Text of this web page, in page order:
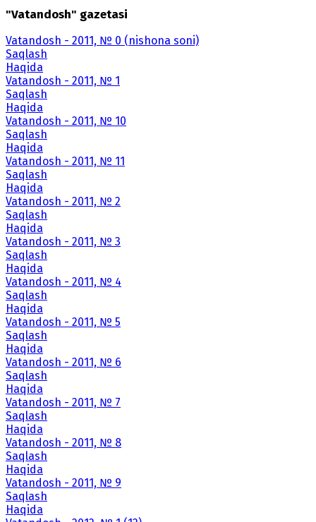
"Vatandosh" gazetasi
Vatandosh - 2011, № 0 (nishona soni)
Saqlash
Haqida
Vatandosh - 2011, № 1
Saqlash
Haqida
Vatandosh - 2011, № 10
Saqlash
Haqida
Vatandosh - 2011, № 11
Saqlash
Haqida
Vatandosh - 2011, № 2
Saqlash
Haqida
Vatandosh - 2011, № 3
Saqlash
Haqida
Vatandosh - 2011, № 4
Saqlash
Haqida
Vatandosh - 2011, № 5
Saqlash
Haqida
Vatandosh - 2011, № 6
Saqlash
Haqida
Vatandosh - 2011, № 7
Saqlash
Haqida
Vatandosh - 2011, № 8
Saqlash
Haqida
Vatandosh - 2011, № 9
Saqlash
Haqida